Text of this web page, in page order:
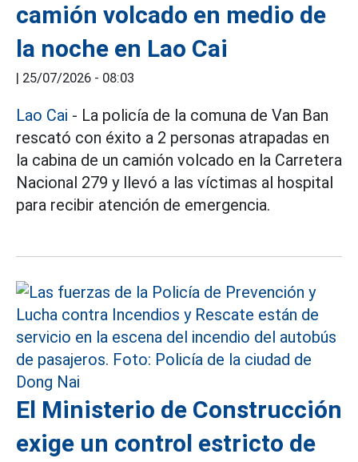
camión volcado en medio de
la noche en Lao Cai
| 25/07/2026 - 08:03
Lao Cai - La policía de la comuna de Van Ban
rescató con éxito a 2 personas atrapadas en
la cabina de un camión volcado en la Carretera
Nacional 279 y llevó a las víctimas al hospital
para recibir atención de emergencia.
El Ministerio de Construcción
exige un control estricto de